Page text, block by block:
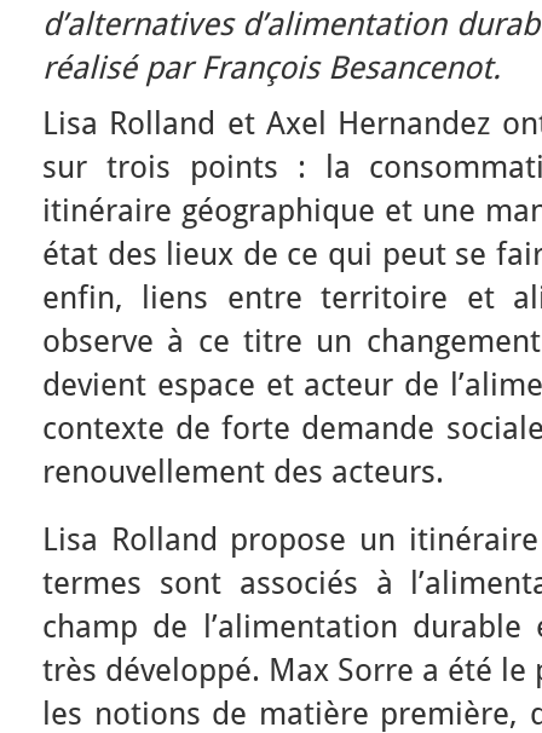
d’alternatives d’alimentation
réalisé par François Besancenot.
Lisa Rolland et Axel Hernandez
sur trois points : la
itinéraire géographique et une
état des lieux de ce qui peut se
enfin, liens entre territoire et
observe à ce titre un
devient espace et acteur de
contexte de forte demande
renouvellement des acteurs.
Lisa Rolland propose un
termes sont associés à
champ de l’alimentation durable
très développé. Max Sorre a été
les notions de matière première,